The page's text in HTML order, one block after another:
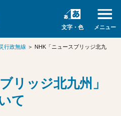
文字・色 メニュー
行政無線 ＞ NHK「ニュースブリッジ北九
リッジ北九州」
て